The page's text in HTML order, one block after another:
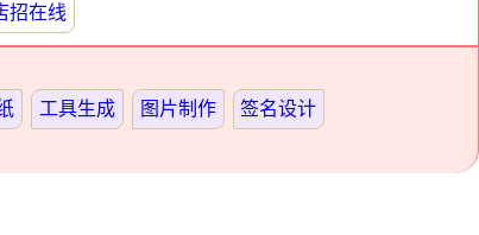
招在线
工具生成 图片制作 签名设计